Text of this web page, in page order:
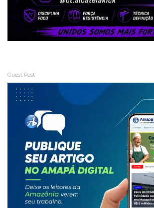
Guest Post